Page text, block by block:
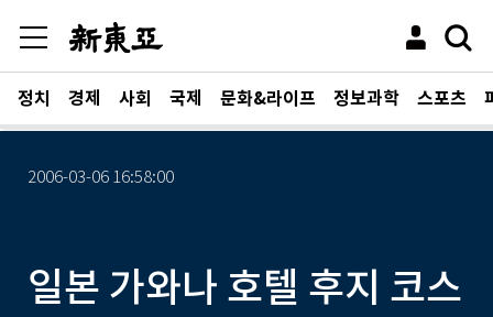
정치 경제 사회 국제 문화&라이프 정보과학 스포츠
2006-03-06 16:58:00
일본 가와나 호텔 후지 코스